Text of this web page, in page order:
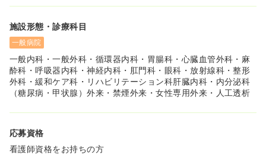
といった話も聞いております！
施設形態・診療科目
一般病院
一般内科・一般外科・循環器内科・胃腸科・心臓血管外科・麻
酔科・呼吸器内科・神経内科・肛門科・眼科・放射線科・整形
外科・緩和ケア科・リハビリテーション科肝臓内科・内分泌科
（糖尿病・甲状腺）外来・禁煙外来・女性専用外来・人工透析
応募資格
看護師資格をお持ちの方